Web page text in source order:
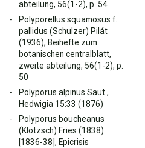
abteilung, 56(1-2), p. 54
Polyporellus squamosus f.
pallidus (Schulzer) Pilát
(1936), Beihefte zum
botanischen centralblatt,
zweite abteilung, 56(1-2), p.
50
Polyporus alpinus Saut.,
Hedwigia 15:33 (1876)
Polyporus boucheanus
(Klotzsch) Fries (1838)
[1836-38], Epicrisis